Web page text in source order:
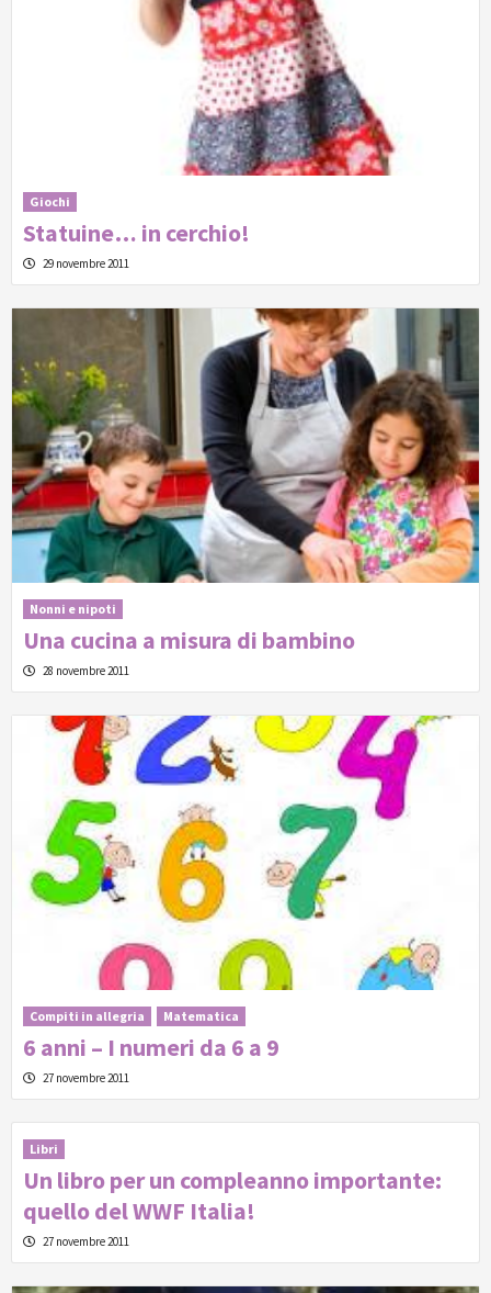
Giochi
Statuine… in cerchio!
29 novembre 2011
Nonni e nipoti
Una cucina a misura di bambino
28 novembre 2011
Compiti in allegria Matematica
6 anni – I numeri da 6 a 9
27 novembre 2011
Libri
Un libro per un compleanno importante:
quello del WWF Italia!
27 novembre 2011